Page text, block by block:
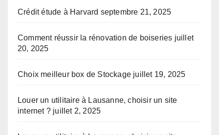
Crédit étude à Harvard septembre 21, 2025
Comment réussir la rénovation de boiseries juillet
20, 2025
Choix meilleur box de Stockage juillet 19, 2025
Louer un utilitaire à Lausanne, choisir un site
internet ? juillet 2, 2025